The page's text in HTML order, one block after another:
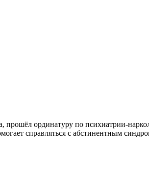
ординатуру по психиатрии-
справляться с абстинентным